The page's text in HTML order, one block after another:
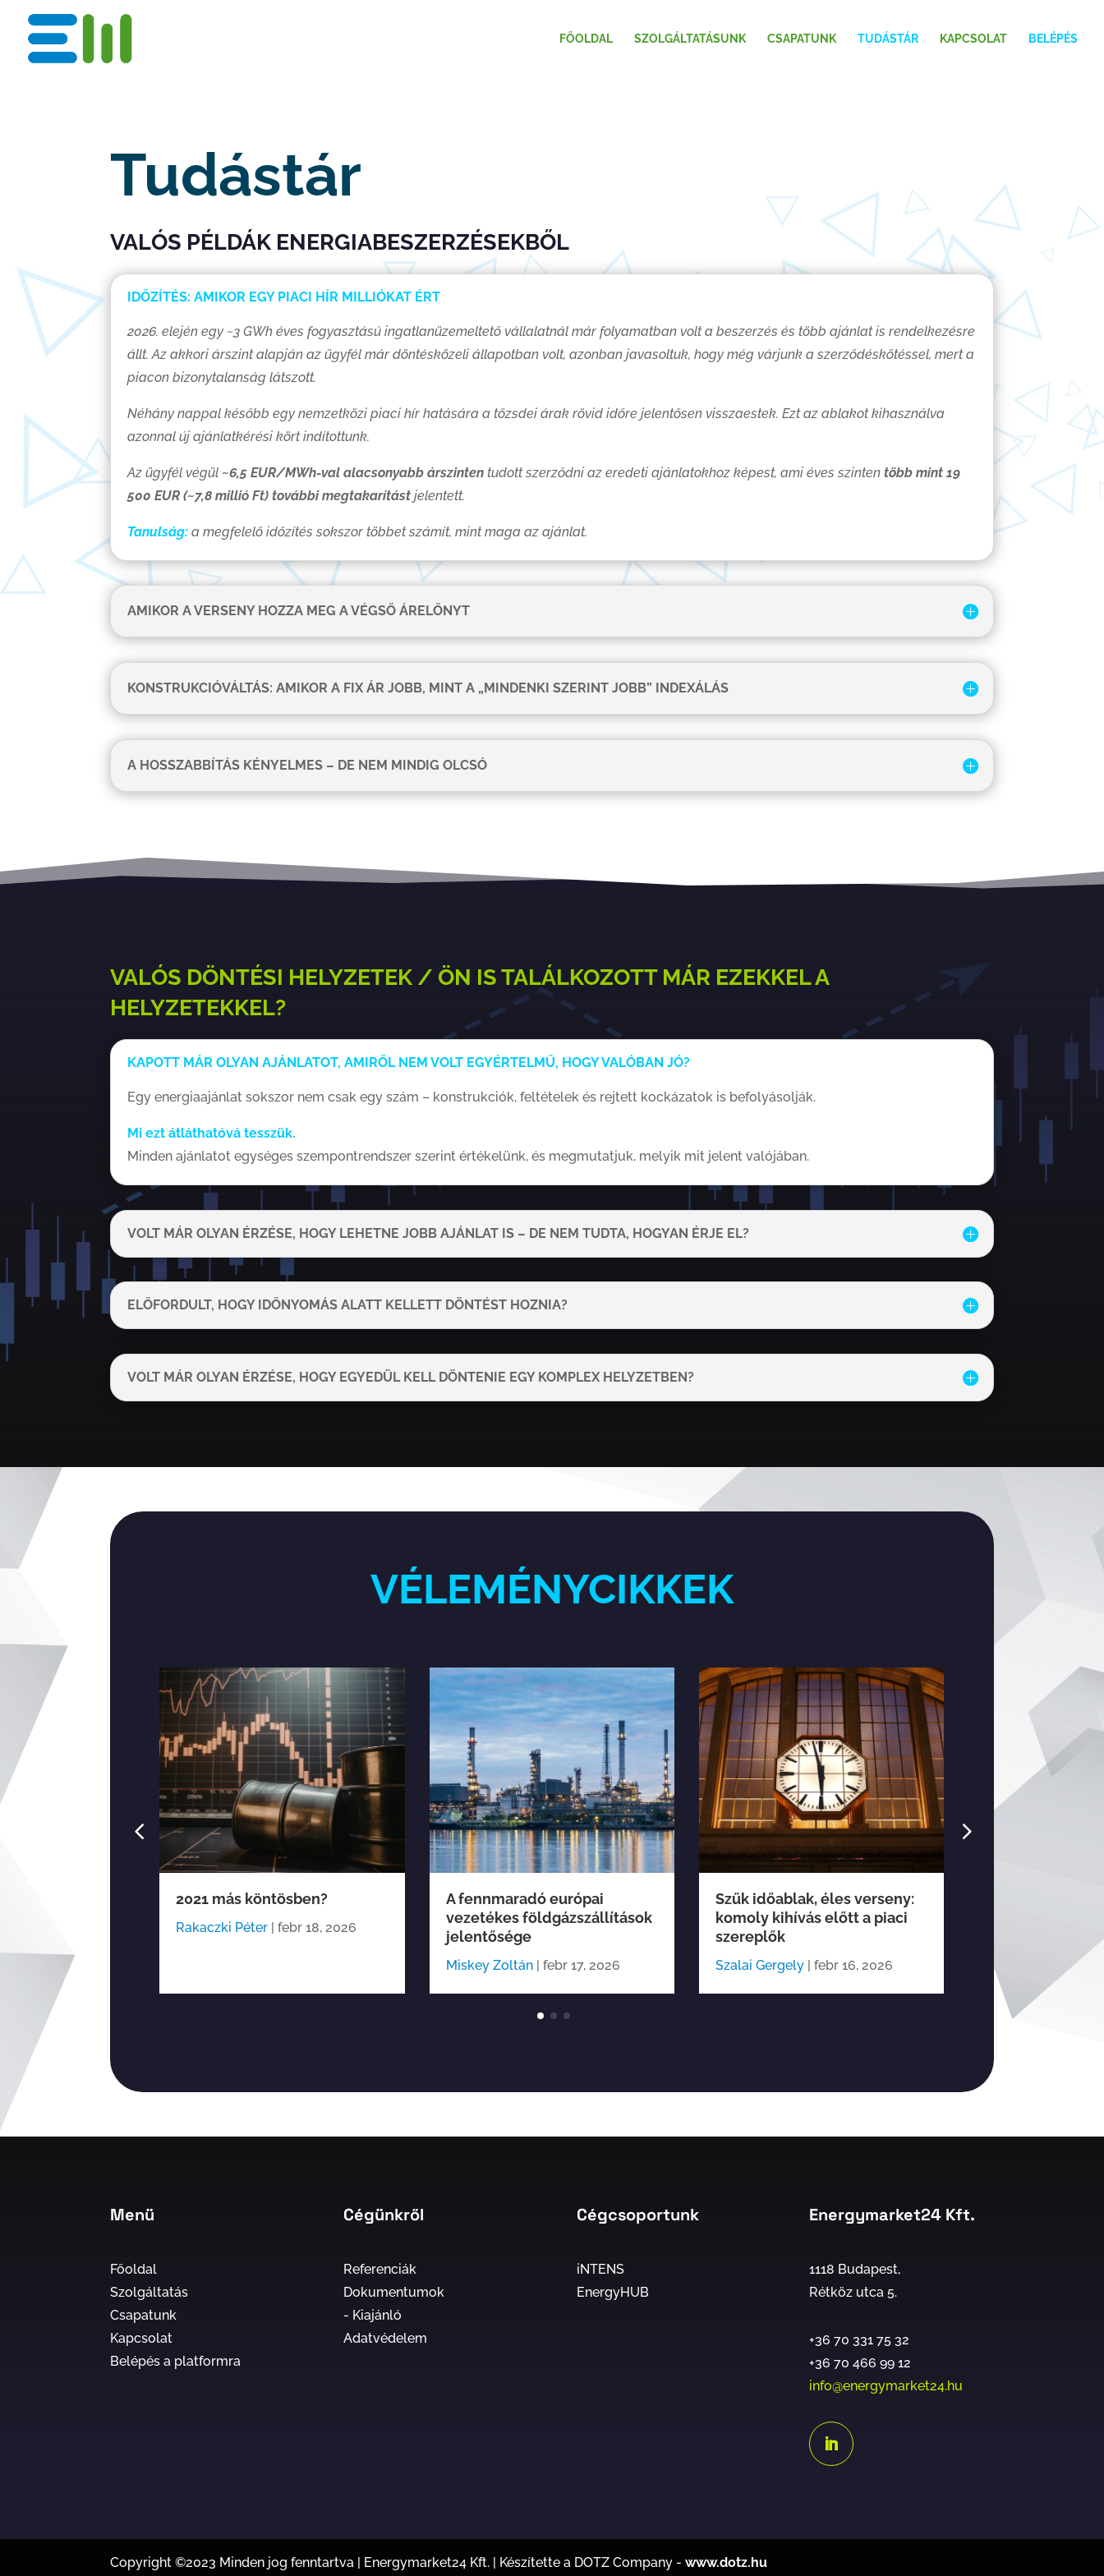
FŐOLDAL SZOLGÁLTATÁSUNK CSAPATUNK TUDÁSTÁR KAPCSOLAT BELÉPÉS
Tudástár
VALÓS PÉLDÁK ENERGIABESZERZÉSEKBŐL
IDŐZÍTÉS: AMIKOR EGY PIACI HÍR MILLIÓKAT ÉRT
2026. elején egy ~3 GWh éves fogyasztású ingatlanüzemeltető vállalatnál már folyamatban volt a beszerzés és több ajánlat is rendelkezésre
állt. Az akkori árszint alapján az ügyfél már döntésközeli állapotban volt, azonban javasoltuk, hogy még várjunk a szerződéskötéssel, mert a
piacon bizonytalanság látszott.
Néhány nappal később egy nemzetközi piaci hír hatására a tőzsdei árak rövid időre jelentősen visszaestek. Ezt az ablakot kihasználva
azonnal új ajánlatkérési kört indítottunk.
Az ügyfél végül ~6,5 EUR/MWh-val alacsonyabb árszinten tudott szerződni az eredeti ajánlatokhoz képest, ami éves szintentöbb mint 19
500 EUR (~7,8 millió Ft) további megtakarítást jelentett.
Tanulság: a megfelelő időzítés sokszor többet számít, mint maga az ajánlat.
AMIKOR A VERSENY HOZZA MEG A VÉGSŐ ÁRELŐNYT
KONSTRUKCIÓVÁLTÁS: AMIKOR A FIX ÁR JOBB, MINT A „MINDENKI SZERINT JOBB” INDEXÁLÁS
A HOSSZABBÍTÁS KÉNYELMES – DE NEM MINDIG OLCSÓ
VALÓS DÖNTÉSI HELYZETEK / ÖN IS TALÁLKOZOTT MÁR EZEKKEL A
HELYZETEKKEL?
KAPOTT MÁR OLYAN AJÁNLATOT, AMIRŐL NEM VOLT EGYÉRTELMŰ, HOGY VALÓBAN JÓ?
Egy energiaajánlat sokszor nem csak egy szám – konstrukciók, feltételek és rejtett kockázatok is befolyásolják.
Mi ezt átláthatóvá tesszük.
Minden ajánlatot egységes szempontrendszer szerint értékelünk, és megmutatjuk, melyik mit jelent valójában.
VOLT MÁR OLYAN ÉRZÉSE, HOGY LEHETNE JOBB AJÁNLAT IS – DE NEM TUDTA, HOGYAN ÉRJE EL?
ELŐFORDULT, HOGY IDŐNYOMÁS ALATT KELLETT DÖNTÉST HOZNIA?
VOLT MÁR OLYAN ÉRZÉSE, HOGY EGYEDÜL KELL DÖNTENIE EGY KOMPLEX HELYZETBEN?
VÉLEMÉNYCIKKEK
febr 16, 2026
2021 más köntösben?
Rakaczki Péter | febr 18, 2026
A fennmaradó európai
vezetékes földgázszállítások
jelentősége
Miskey Zoltán | febr 17, 2026
Szűk időablak, éles verseny:
komoly kihívás előtt a piaci
szereplők
Szalai Gergely | febr 16, 2026
Menü
Főoldal
Szolgáltatás
Csapatunk
Kapcsolat
Belépés a platformra
Cégünkről
Referenciák
Dokumentumok
- Kiajánló
Adatvédelem
Cégcsoportunk
iNTENS
EnergyHUB
Energymarket24 Kft.
1118 Budapest,
Rétköz utca 5.
+36 70 331 75 32
+36 70 466 99 12
info@energymarket24.hu
Copyright ©2023 Minden jog fenntartva | Energymarket24 Kft. | Készítette a DOTZ Company -www.dotz.hu